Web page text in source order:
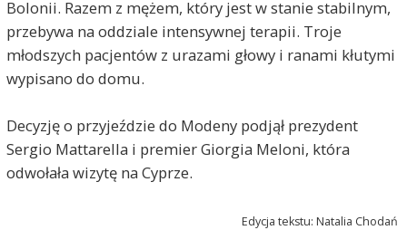
Bolonii. Razem z mężem, który jest w stanie stabilnym,
przebywa na oddziale intensywnej terapii. Troje
młodszych pacjentów z urazami głowy i ranami kłutymi
wypisano do domu.
Decyzję o przyjeździe do Modeny podjął prezydent
Sergio Mattarella i premier Giorgia Meloni, która
odwołała wizytę na Cyprze.
Edycja tekstu: Natalia Chodań